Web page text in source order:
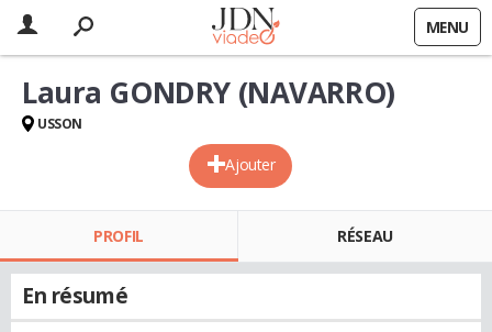
MENU
Ajouter
Laura GONDRY (NAVARRO)
USSON
PROFIL RÉSEAU
En résumé